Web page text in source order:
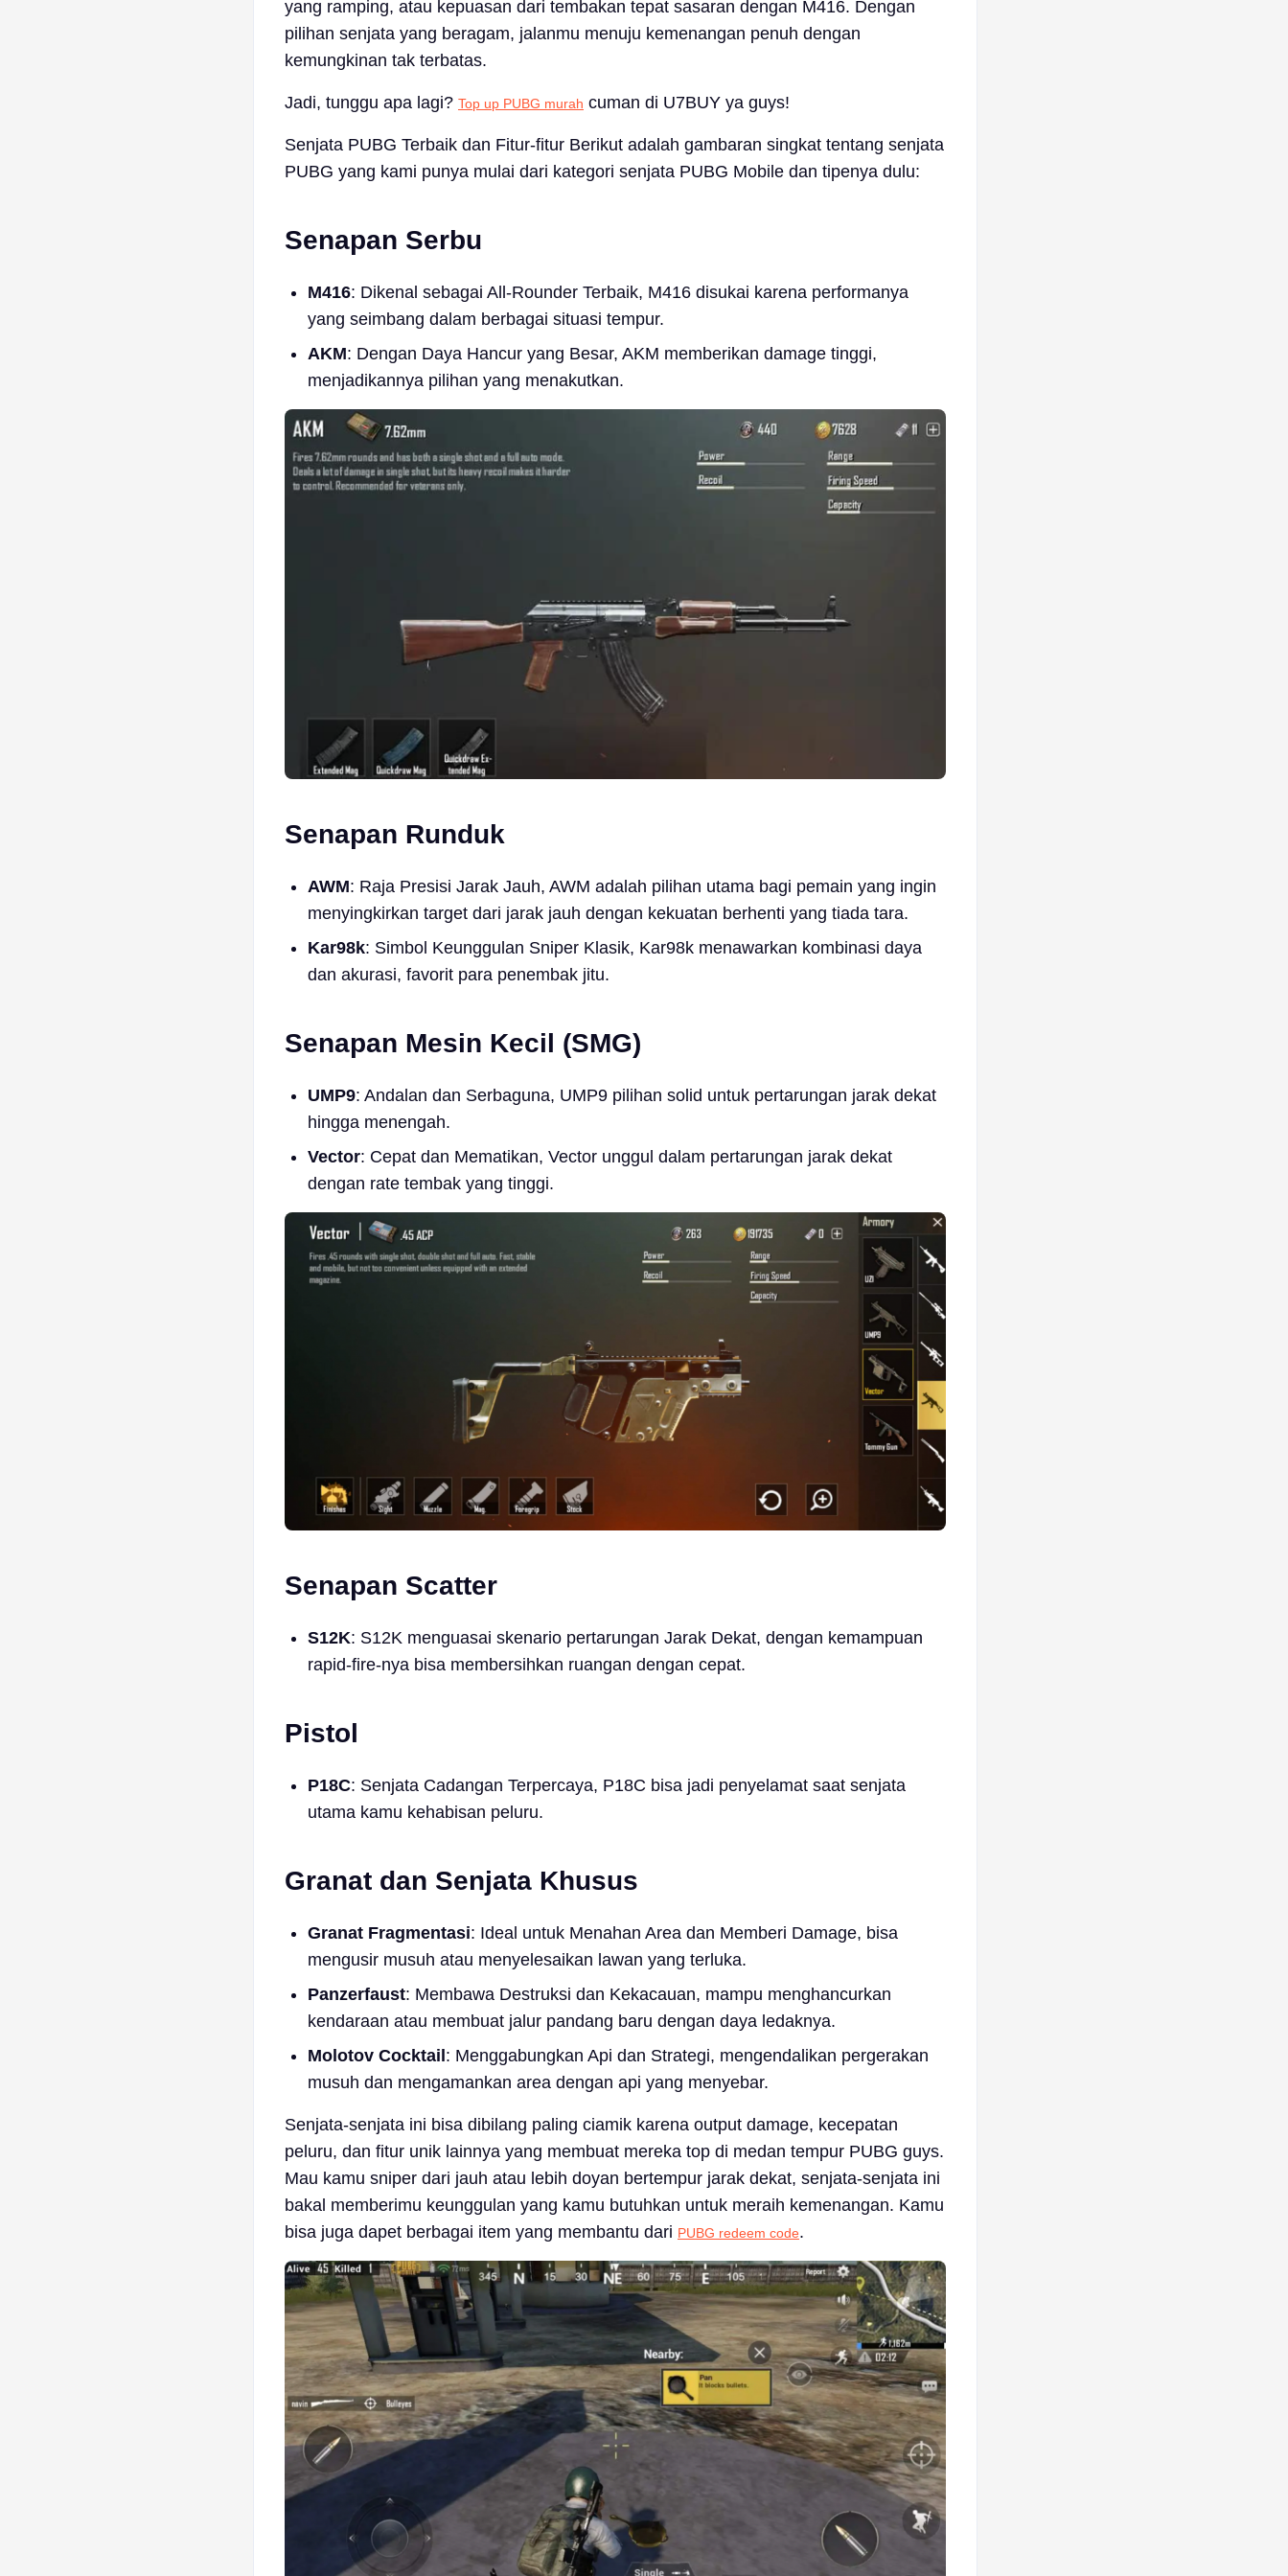
yang ramping, atau kepuasan dari tembakan tepat sasaran dengan M416. Dengan
pilihan senjata yang beragam, jalanmu menuju kemenangan penuh dengan
kemungkinan tak terbatas.
Jadi, tunggu apa lagi? Top up PUBG murah cuman di U7BUY ya guys!
Senjata PUBG Terbaik dan Fitur-fitur Berikut adalah gambaran singkat tentang senjata
PUBG yang kami punya mulai dari kategori senjata PUBG Mobile dan tipenya dulu:
Senapan Serbu
M416: Dikenal sebagai All-Rounder Terbaik, M416 disukai karena performanya
yang seimbang dalam berbagai situasi tempur.
AKM: Dengan Daya Hancur yang Besar, AKM memberikan damage tinggi,
menjadikannya pilihan yang menakutkan.
Senapan Runduk
AWM: Raja Presisi Jarak Jauh, AWM adalah pilihan utama bagi pemain yang ingin
menyingkirkan target dari jarak jauh dengan kekuatan berhenti yang tiada tara.
Kar98k: Simbol Keunggulan Sniper Klasik, Kar98k menawarkan kombinasi daya
dan akurasi, favorit para penembak jitu.
Senapan Mesin Kecil (SMG)
UMP9: Andalan dan Serbaguna, UMP9 pilihan solid untuk pertarungan jarak dekat
hingga menengah.
Vector: Cepat dan Mematikan, Vector unggul dalam pertarungan jarak dekat
dengan rate tembak yang tinggi.
Senapan Scatter
S12K: S12K menguasai skenario pertarungan Jarak Dekat, dengan kemampuan
rapid-fire-nya bisa membersihkan ruangan dengan cepat.
Pistol
P18C: Senjata Cadangan Terpercaya, P18C bisa jadi penyelamat saat senjata
utama kamu kehabisan peluru.
Granat dan Senjata Khusus
Granat Fragmentasi: Ideal untuk Menahan Area dan Memberi Damage, bisa
mengusir musuh atau menyelesaikan lawan yang terluka.
Panzerfaust: Membawa Destruksi dan Kekacauan, mampu menghancurkan
kendaraan atau membuat jalur pandang baru dengan daya ledaknya.
Molotov Cocktail : Menggabungkan Api dan Strategi, mengendalikan pergerakan
musuh dan mengamankan area dengan api yang menyebar.
Senjata-senjata ini bisa dibilang paling ciamik karena output damage, kecepatan
peluru, dan fitur unik lainnya yang membuat mereka top di medan tempur PUBG guys.
Mau kamu sniper dari jauh atau lebih doyan bertempur jarak dekat, senjata-senjata ini
bakal memberimu keunggulan yang kamu butuhkan untuk meraih kemenangan. Kamu
bisa juga dapet berbagai item yang membantu dari PUBG redeem code.